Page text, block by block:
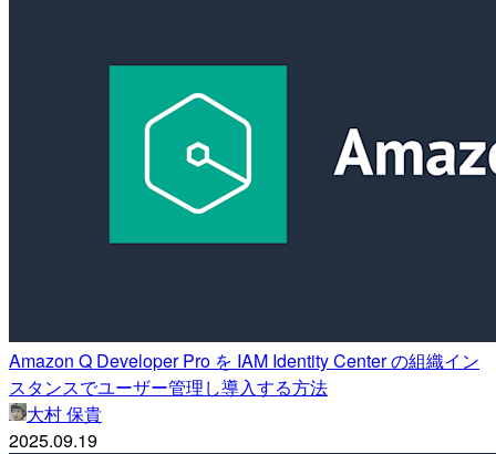
Amazon Q Developer Pro を IAM Identity Center の組織イン
スタンスでユーザー管理し導入する方法
大村 保貴
2025.09.19